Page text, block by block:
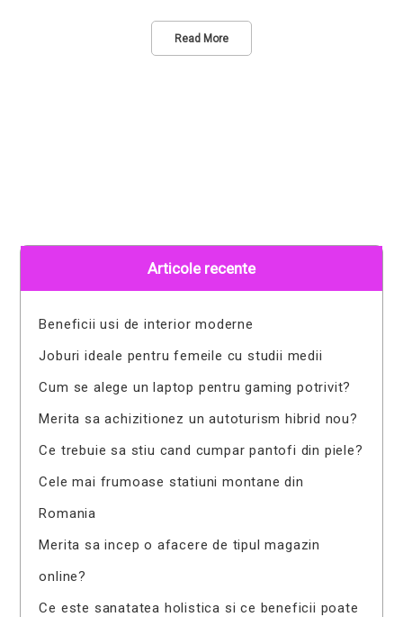
Read More
Articole recente
Beneficii usi de interior moderne
Joburi ideale pentru femeile cu studii medii
Cum se alege un laptop pentru gaming potrivit?
Merita sa achizitionez un autoturism hibrid nou?
Ce trebuie sa stiu cand cumpar pantofi din piele?
Cele mai frumoase statiuni montane din
Romania
Merita sa incep o afacere de tipul magazin
online?
Ce este sanatatea holistica si ce beneficii poate